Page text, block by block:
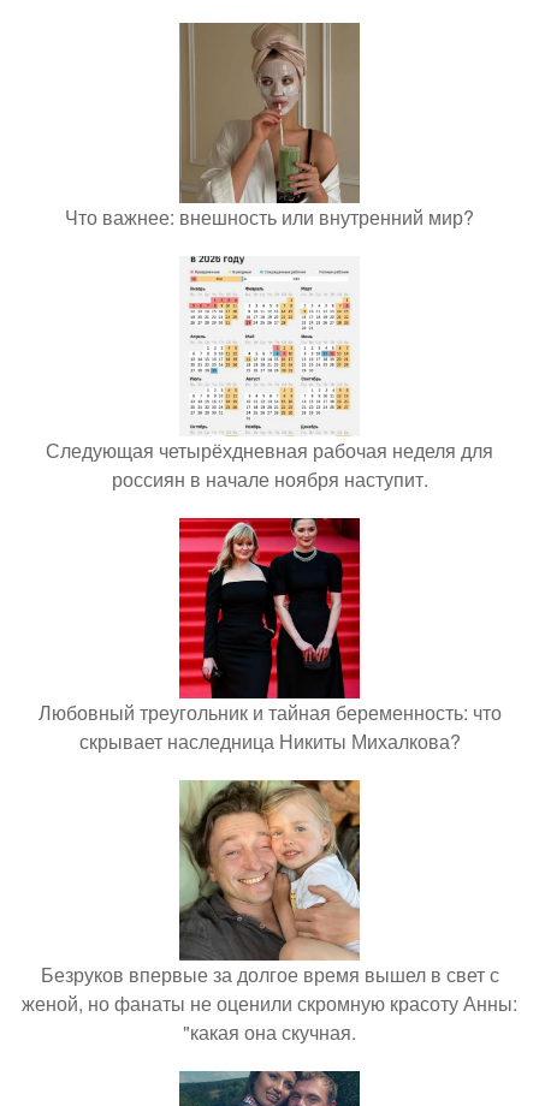
Что важнее: внешность или внутренний мир?
Следующая четырёхдневная рабочая неделя для
россиян в начале ноября наступит.
Любовный треугольник и тайная беременность: что
скрывает наследница Никиты Михалкова?
Безруков впервые за долгое время вышел в свет с
женой, но фанаты не оценили скромную красоту Анны:
"какая она скучная.